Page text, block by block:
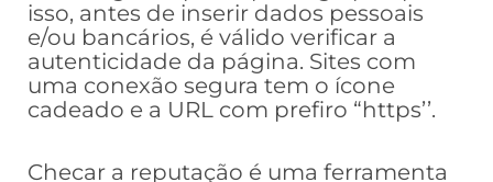
isso, antes de inserir dados pessoais
e/ou bancários, é válido verificar a
autenticidade da página. Sites com
uma conexão segura tem o ícone
cadeado e a URL com prefiro “https’’.
Checar a reputação é uma ferramenta